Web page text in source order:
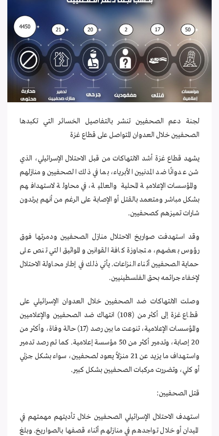
لجنة دعم الصحفيين تنشر بالتفاصيل الخسائر التي تكبدها
الصحفيين خلال العدوان المتواصل على قطاع غزة
يشهد قطاع غزة أشد الانتهاكات من قبل الاحتلال الإسرائيلي، الذي
شن عدوانًا ضد المدنيين الأبرياء، بما في ذلك الصحفيين ومنازلهم
والمؤسسات الإعلامية المحلية والعالمية، في محاولة لاستهدافهم
بشكل مباشر ومتعمد بالقتل أو الإصابة على الرغم من أنهم يرتدون
شارات تميزهم كصحفيين.
وقد استهدفت صواريخ الاحتلال منازل الصحفيين ودمرتها فوق
رؤوس بعضهم، متجاوزة كافة القوانين والمواثيق التي تنص على
حماية الصحفيين أثناء النزاعات. يأتي ذلك في إطار محاولة الاحتلال
لإخفاء جرائمه بحق الفلسطينيين.
وصلت الانتهاكات ضد الصحفيين خلال العدوان الإسرائيلي على
قطاع غزة إلى أكثر من (108) انتهاك ضد الصحفيين والإعلاميين
والمؤسسات الإعلامية، تنوعت ما بين رصد (17) حالة وفاة، وأكثر من
20 إصابة، وتدمير أكثر من 50 مؤسسة إعلامية. كما تم رصد تدمير
واستهداف ما يزيد عن 21 منزلاً يعود لصحفيين، سواء بشكل جزئي
أو كلي، وتضررت مركبات الصحفيين بشكل كبير.
قتل الصحفيين:
استهدف الاحتلال الإسرائيلي الصحفيين خلال تأديتهم مهمتهم في
الميدان أو خلال تواجدهم في منازلهم أثناء قصفها بالصواريخ. وبلغ